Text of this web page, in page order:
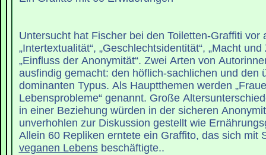
Untersucht hat Fischer bei den Toiletten-Graffiti vor
„Intertextualität“, „Geschlechtsidentität“, „Macht und
„Einfluss der Anonymität“. Zwei Arten von
ausfindig gemacht: den höflich-sachlichen und den
dominanten Typus. Als Hauptthemen werden
Lebensprobleme“ genannt. Große
in einer Beziehung würden in der sicheren
unverhohlen zur Diskussion gestellt wie
Allein 60 Repliken erntete ein Graffito, das sich mit
veganen Lebensbeschäftigte..